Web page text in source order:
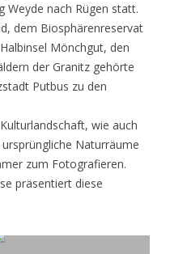
Weyde nach Rügen statt.
dem Biosphärenreservat
Mönchgut, den
der Granitz gehörte
Putbus zu den
wie auch
Naturräume
zum Fotografieren.
präsentiert diese